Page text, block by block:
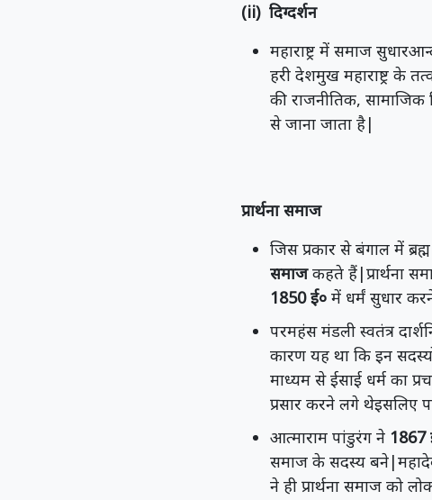
(ii) दिग्दर्शन
महाराष्ट्र में समाज
हरी देशमुख महाराष्ट्र के
की राजनीतिक,
से जाना जाता है|
प्रार्थना समाज
जिस प्रकार से बंगाल में
समाजकहते हैं|प्रार्थना
1850 ई० में धर्मं सुधार
परमहंस मंडली स्वतंत्र
कारण यह था कि इन
माध्यम से ईसाई धर्म का
प्रसार करने लगे थेइसलिए
आत्माराम पांडुरंग ने 1867
समाज के सदस्य बने|महादेव
ने ही प्रार्थना समाज को